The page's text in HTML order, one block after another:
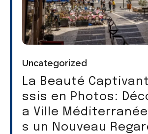
Uncategorized
La Beauté
ssis en Photos:
a Ville
s un Nouveau